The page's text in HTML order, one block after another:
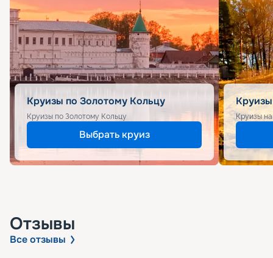
Круизы по Золотому Кольцу
Круизы по Золотому Кольцу
Выбрать круиз
Круизы
Отзывы
Все отзывы